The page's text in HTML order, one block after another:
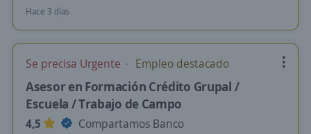
Hace 3 días
Se precisa Urgente Empleo destacado
Asesor en Formación Crédito Grupal /
Escuela / Trabajo de Campo
4,5
Compartamos Banco